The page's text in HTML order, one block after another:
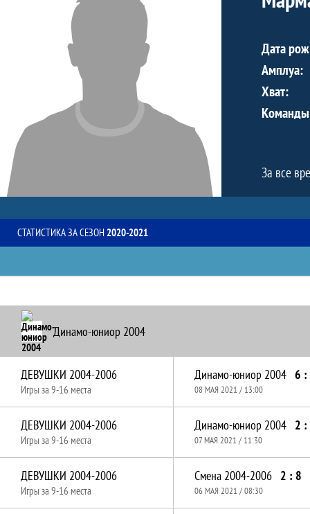
Дата
Амплуа:
Хват:
За все
СТАТИСТИКА ЗА СЕЗОН 2020-2021
Динамо-юниор 2004
ДЕВУШКИ 2004-2006
Игры за 9-16 места
Динамо-юниор 2004 6 :
08 МАЯ 2021 / 13:00
ДЕВУШКИ 2004-2006
Игры за 9-16 места
Динамо-юниор 2004 2
07 МАЯ 2021 / 11:30
ДЕВУШКИ 2004-2006
Игры за 9-16 места
Смена 2004-2006 2 : 8
06 МАЯ 2021 / 08:30